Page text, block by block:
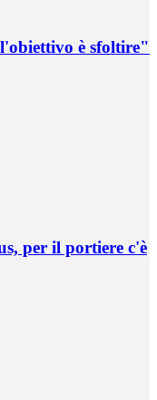
è sfoltire"
per il portiere c'è